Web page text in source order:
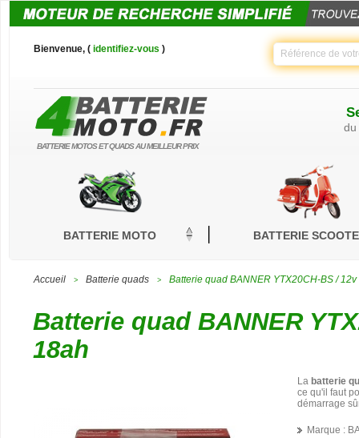
BATTERIE MOTOS ET QUADS AU MEILLEUR PRIX
Bienvenue, ( identifiez-vous )
BATTERIE MOTO BATTERIE
Accueil > Batterie quads > Batterie quad BANNER YTX20CH-BS /
Batterie quad BANNER
18ah
La batterie
ce qu'il faut
démarrage
Marque :